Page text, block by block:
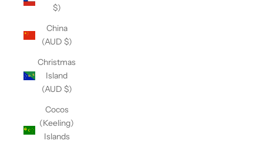
$)
China
(AUD $)
Christmas
Island
(AUD $)
Cocos
(Keeling)
Islands